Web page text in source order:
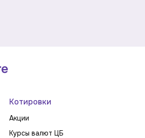
Котировки
Акции
Курсы валют ЦБ